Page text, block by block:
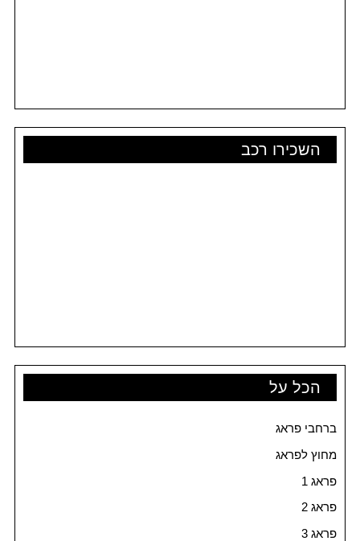
השכירו רכב
הכל על
ברחבי פראג
מחוץ לפראג
פראג 1
פראג 2
פראג 3